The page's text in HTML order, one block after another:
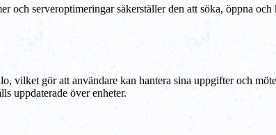
serveroptimeringar säkerställer den att söka, öppna och
vilket gör att användare kan hantera sina uppgifter och
uppdaterade över enheter.